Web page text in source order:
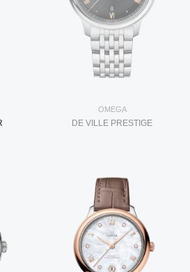
OMEGA
DE VILLE PRESTIGE